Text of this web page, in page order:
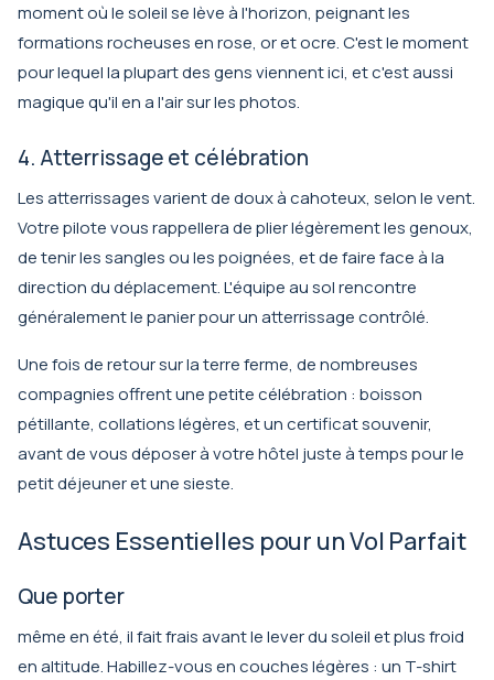
moment où le soleil se lève à l'horizon, peignant les
formations rocheuses en rose, or et ocre. C'est le moment
pour lequel la plupart des gens viennent ici, et c'est aussi
magique qu'il en a l'air sur les photos.
4. Atterrissage et célébration
Les atterrissages varient de doux à cahoteux, selon le vent.
Votre pilote vous rappellera de plier légèrement les genoux,
de tenir les sangles ou les poignées, et de faire face à la
direction du déplacement. L'équipe au sol rencontre
généralement le panier pour un atterrissage contrôlé.
Une fois de retour sur la terre ferme, de nombreuses
compagnies offrent une petite célébration : boisson
pétillante, collations légères, et un certificat souvenir,
avant de vous déposer à votre hôtel juste à temps pour le
petit déjeuner et une sieste.
Astuces Essentielles pour un Vol Parfait
Que porter
même en été, il fait frais avant le lever du soleil et plus froid
en altitude. Habillez-vous en couches légères : un T-shirt